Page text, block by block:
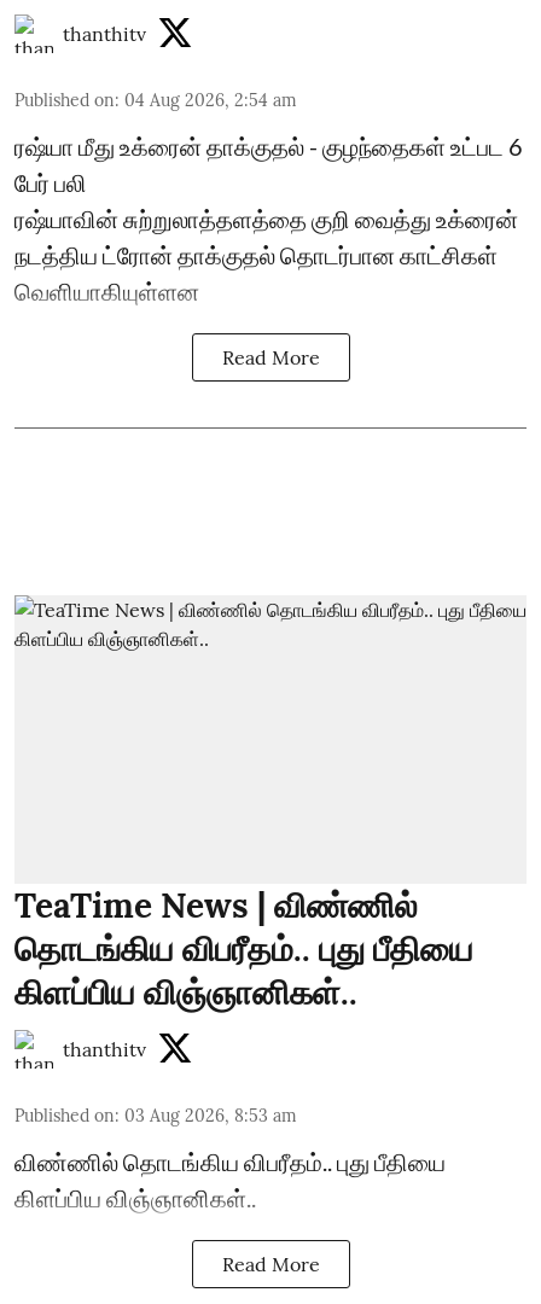
thanthitv
Published on: 04 Aug 2026, 2:54 am
ரஷ்யா மீது உக்ரைன் தாக்குதல் - குழந்தைகள் உட்பட 6
பேர் பலி
ரஷ்யாவின் சுற்றுலாத்தளத்தை குறி வைத்து உக்ரைன்
நடத்திய ட்ரோன் தாக்குதல் தொடர்பான காட்சிகள்
வெளியாகியுள்ளன
Read More
TeaTime News | விண்ணில்
தொடங்கிய விபரீதம்.. புது பீதியை
கிளப்பிய விஞ்ஞானிகள்..
thanthitv
Published on: 03 Aug 2026, 8:53 am
விண்ணில் தொடங்கிய விபரீதம்.. புது பீதியை
கிளப்பிய விஞ்ஞானிகள்..
Read More